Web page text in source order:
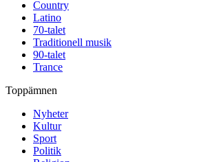
Country
Latino
70-talet
Traditionell musik
90-talet
Trance
Toppämnen
Nyheter
Kultur
Sport
Politik